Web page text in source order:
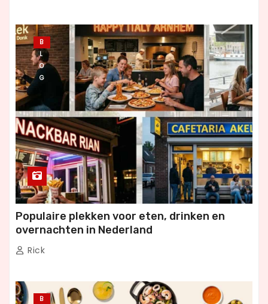
B
L
O
G
Populaire plekken voor eten, drinken en
overnachten in Nederland
Rick
B